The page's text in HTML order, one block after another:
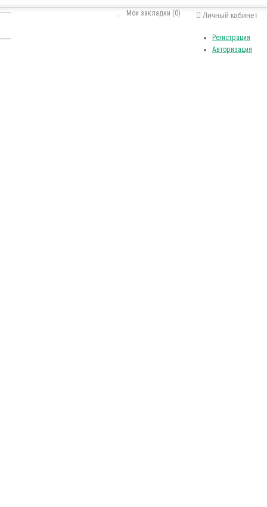
Личный кабинет
Регистрация
Авторизация
Мои закладки (0)